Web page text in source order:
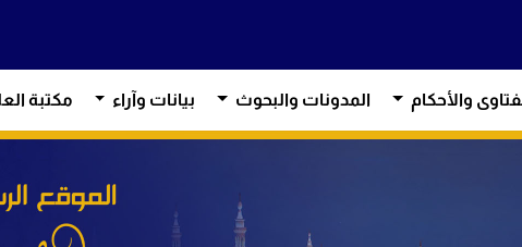
والأحكام المدونات والبحوث بيانات وآراء مكتبة